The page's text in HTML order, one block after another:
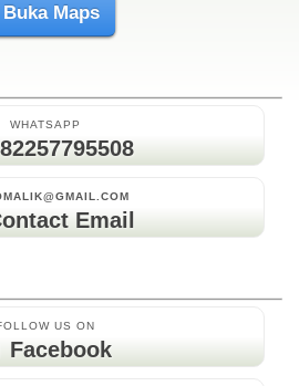
Buka Maps
WHATSAPP
Email
US ON
Facebook